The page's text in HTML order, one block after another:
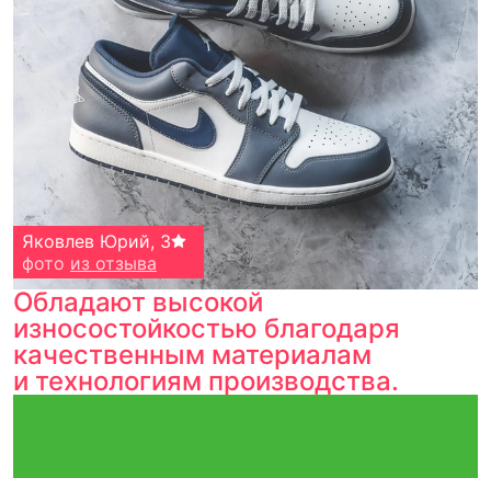
Нехаев Леонид 5
фото из отзыва
Третьяков Егор , 5
фото из отзыва
Яковлев Юрий, 3
фото из отзыва
Обладают высокой
износостойкостью благодаря
качественным материалам
и технологиям производства.